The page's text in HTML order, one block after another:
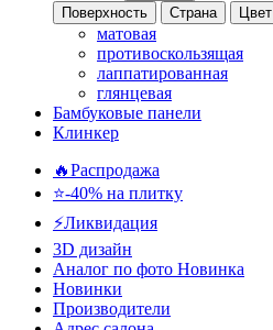
Поверхность
Страна Цвет
матовая
противоскользящая
лаппатированная
глянцевая
Бамбуковые панели
Клинкер
🔥Распродажа
⭐-40% на плитку
⚡️Ликвидация
3D дизайн
Аналог по фото Новинка
Новинки
Производители